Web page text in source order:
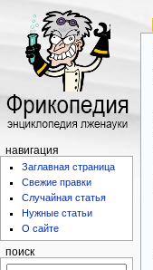
навигация
Заглавная страница
Свежие правки
Случайная статья
Нужные статьи
О сайте
поиск